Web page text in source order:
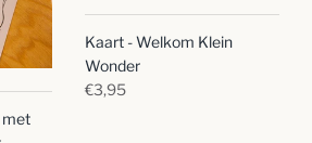
met
Kaart - Welkom Klein
Wonder
€3,95